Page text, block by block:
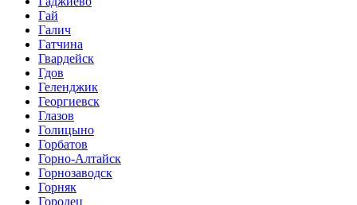
Гай
Галич
Гатчина
Гвардейск
Гдов
Геленджик
Георгиевск
Глазов
Голицыно
Горбатов
Горно-Алтайск
Горнозаводск
Горняк
Городец